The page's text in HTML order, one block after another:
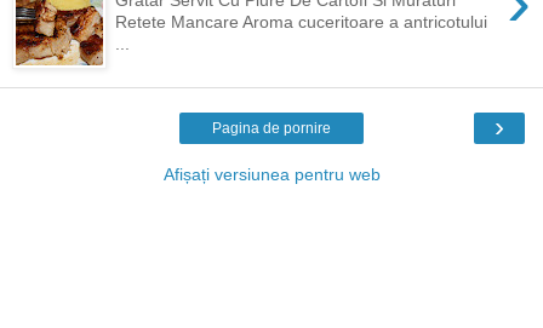
Retete Mancare Aroma cuceritoare a antricotului
›
Pagina de pornire
Afișați versiunea pentru web